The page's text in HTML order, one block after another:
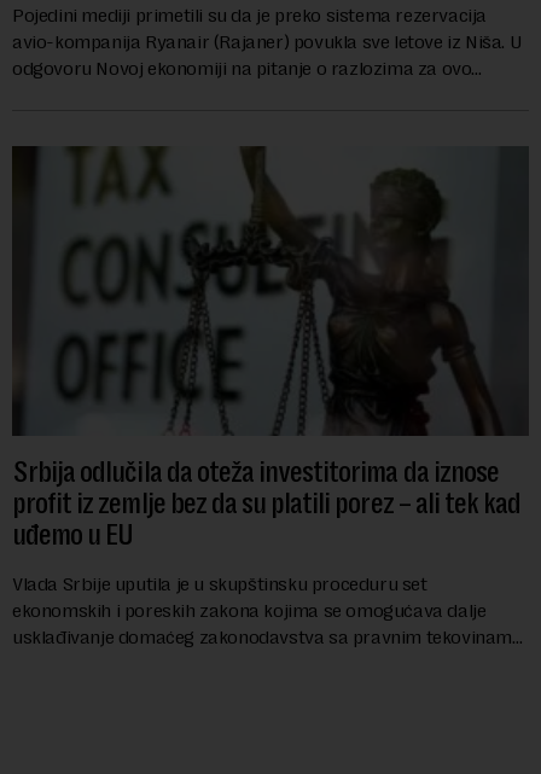
Pojedini mediji primetili su da je preko sistema rezervacija
avio-kompanija Ryanair (Rajaner) povukla sve letove iz Niša. U
odgovoru Novoj ekonomiji na pitanje o razlozima za ovo
Srbija odlučila da oteža investitorima da iznose
profit iz zemlje bez da su platili porez – ali tek kad
uđemo u EU
Vlada Srbije uputila je u skupštinsku proceduru set
ekonomskih i poreskih zakona kojima se omogućava dalje
usklađivanje domaćeg zakonodavstva sa pravnim tekovinama